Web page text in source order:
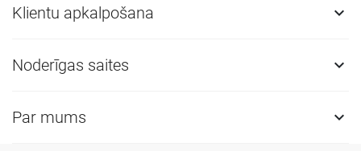
Klientu apkalpošana 
Noderīgas saites 
Par mums 